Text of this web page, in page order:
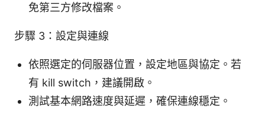
免第三方修改檔案。
步驟 3：設定與連線
依照選定的伺服器位置，設定地區與協定。若
有 kill switch，建議開啟。
測試基本網路速度與延遲，確保連線穩定。